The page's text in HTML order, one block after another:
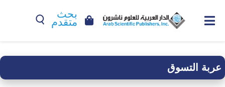
بحث
متقدم
عربة التسوق